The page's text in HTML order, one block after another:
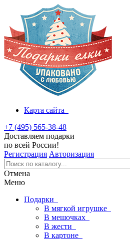
Карта сайта
+7 (495) 565-38-48
Доставляем подарки
по всей России!
Регистрация Авторизация
Отмена
Меню
Подарки
В мягкой игрушке
В мешочках
В жести
В картоне